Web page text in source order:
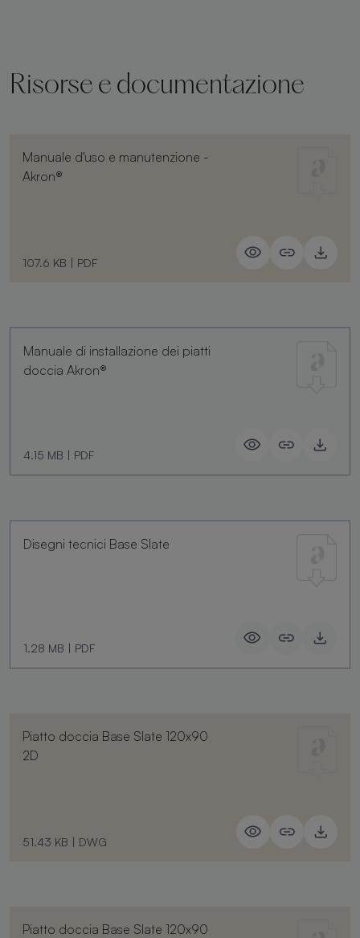
Risorse e documentazione
Manuale d'uso e manutenzione -
Akron®
107.6 KB | PDF
Manuale di installazione dei piatti
doccia Akron®
4.15 MB | PDF
Disegni tecnici Base Slate
1.28 MB | PDF
Piatto doccia Base Slate 120x90
2D
51.43 KB | DWG
Piatto doccia Base Slate 120x90